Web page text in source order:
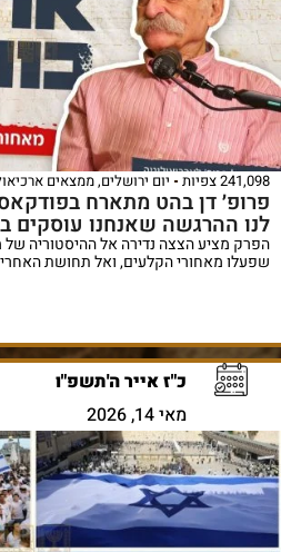
241,098 צפיות יום ירושלים,ממצאים
פרופ׳ דן בהט מתארח
לנו ההרגשה שאנחנו עוסקים
הפרק מציע הצצה נדירה אל ההיסטוריה של
שפעלו מאחורי הקלעים, ואל תחושת
כ"ז אייר ה'תשפ"ו
מאי 14, 2026